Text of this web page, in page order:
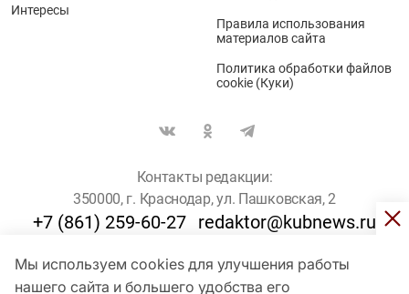
Мы используем cookies для улучшения работы
нашего сайта и большего удобства его
Интересы
Правила использования
материалов сайта
Политика обработки файлов
cookie (Куки)
Контакты редакции:
350000, г. Краснодар, ул. Пашковская, 2
+7 (861) 259-60-27 redaktor@kubnews.ru
Для пользователей старше 16 лет